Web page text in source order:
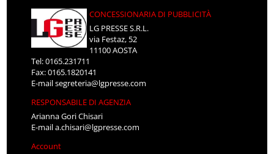
CONCESSIONARIA DI PUBBLICITÀ
LG PRESSE S.R.L.
via Festaz, 52
11100 AOSTA
Tel: 0165.231711
Fax: 0165.1820141
E-mailsegreteria@lgpresse.com
RESPONSABILE DI AGENZIA
Arianna Gori Chisari
E-maila.chisari@lgpresse.com
Account